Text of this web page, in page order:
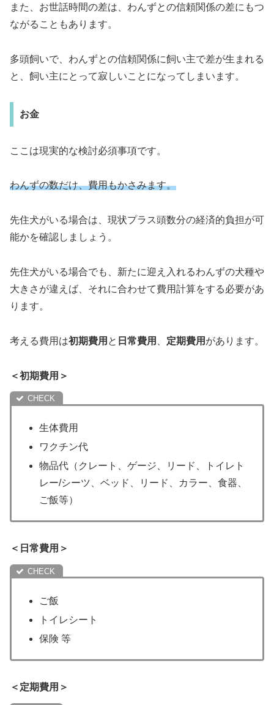
また、お世話時間の差は、わんずとの信頼関係の差にもつ
ながることもあります。
多頭飼いで、わんずとの信頼関係に飼い主で差が生まれる
と、飼い主にとって寂しいことになってしまいます。
お金
ここは現実的な検討必須事項です。
わんずの数だけ、費用もかさみます。
先住犬がいる場合は、現状プラス頭数分の経済的負担が可
能かを確認しましょう。
先住犬がいる場合でも、新たに迎え入れるわんずの犬種や
大きさが違えば、それに合わせて費用計算をする必要があ
ります。
考える費用は初期費用 と 日常費用 定期費用 があります。
＜初期費用＞
生体費用
ワクチン代
物品代（クレート、ゲージ、リード、トイレト
レー/シーツ、ベッド、リード、カラー、食器、
ご飯等）
＜日常費用＞
ご飯
トイレシート
保険 等
＜定期費用＞